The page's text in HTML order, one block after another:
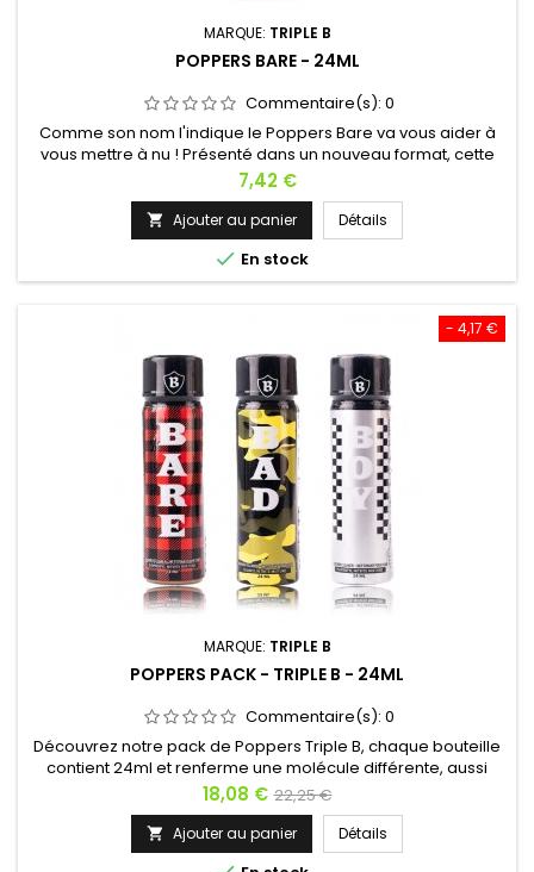
MARQUE: TRIPLE B
POPPERS BARE - 24ML
Commentaire(s): 0
Comme son nom l'indique le Poppers Bare va vous aider à
vous mettre à nu ! Présenté dans un nouveau format, cette
bouteille de 24ml va pimenter votre sexualité et pourra être
transporter facilement. Sa recette à base de Propyl aidera à
la dilatation et vous procurera une détente instantanée !
Découvrez de nouveaux plaisirs sexuels. Retrouvez aussi
dans la...
Prix
7,42 €
 Ajouter au panier Détails
 En stock
- 4,17 €
MARQUE: TRIPLE B
POPPERS PACK - TRIPLE B - 24ML
Commentaire(s): 0
Découvrez notre pack de Poppers Triple B, chaque bouteille
contient 24ml et renferme une molécule différente, aussi
bien pour les addicts du poppers que pour les aventurier à la
recherche de nouvelles sensations. Le pack Triple B vous
promet de voyager ! Pimentez votre sexualité ou une fête
entre amis ! Conseil d'utilisation : Commencez par le Boy,...
Prix
18,08 € Prix
de
base
22,25 €
 Ajouter au panier Détails